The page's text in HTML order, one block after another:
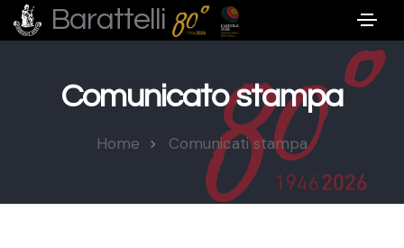
Barattelli
Comunicato stampa
Home Comunicati stampa